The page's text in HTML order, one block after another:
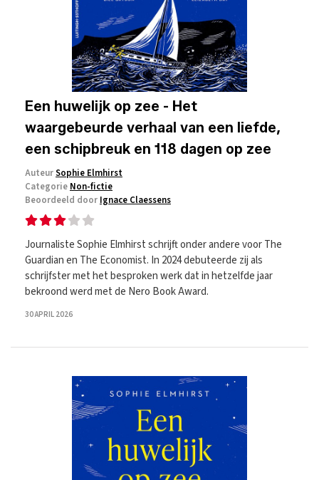
Een huwelijk op zee - Het
waargebeurde verhaal van een liefde,
een schipbreuk en 118 dagen op zee
AuteurSophie Elmhirst
Categorie Non-fictie
Beoordeeld door Ignace Claessens
Journaliste Sophie Elmhirst schrijft onder andere voor The
Guardian en The Economist. In 2024 debuteerde zij als
schrijfster met het besproken werk dat in hetzelfde jaar
bekroond werd met de Nero Book Award.
30 APRIL 2026